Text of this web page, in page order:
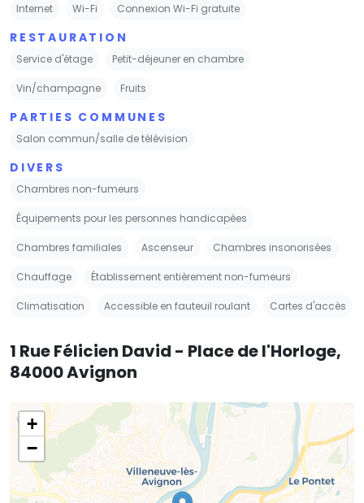
Internet Wi-Fi Connexion Wi-Fi gratuite
RESTAURATION
Service d'étage Petit-déjeuner en chambre
Vin/champagne Fruits
PARTIES COMMUNES
Salon commun/salle de télévision
DIVERS
Chambres non-fumeurs
Équipements pour les personnes handicapées
Chambres familiales Ascenseur Chambres insonorisées
Chauffage Établissement entièrement non-fumeurs
Climatisation Accessible en fauteuil roulant Cartes d'accès
1 Rue Félicien David - Place de l'Horloge,
84000 Avignon
+
−